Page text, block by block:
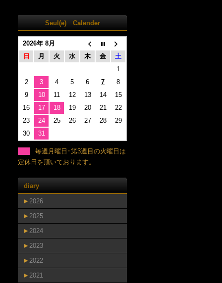
Seul(e) Calender
2026年 8月
日
月 火 水 木 金
土
1
2
3 4 5 6 7
8
9
10 11 12 13 14
15
16
17 18 19 20 21
22
23
24 25 26 27 28
29
30
31
毎週月曜日･第3週目の火曜日は
定休日を頂いております。
diary
► 2026
► 2025
► 2024
► 2023
► 2022
► 2021